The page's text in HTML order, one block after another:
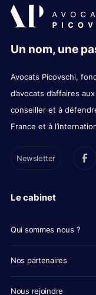
Un nom, une
Avocats Picovschi,
d’avocats d’affaires
conseiller et à
France et à
Newsletter
Le cabinet
Qui sommes nous ?
Nos partenaires
Nous rejoindre